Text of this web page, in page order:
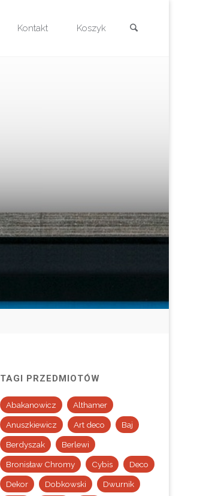
Kontakt Koszyk
TAGI PRZEDMIOTÓW
Abakanowicz Althamer
Anuszkiewicz Art deco Baj
Berdyszak Berlewi
Bronisław Chromy Cybis Deco
Dekor Dobkowski Dwurnik